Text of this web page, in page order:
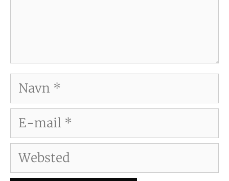
Navn
E-
mail
Websted